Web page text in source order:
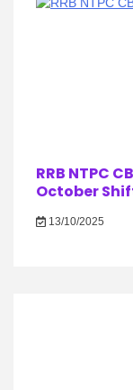
RRB NTPC
October
13/10/2025